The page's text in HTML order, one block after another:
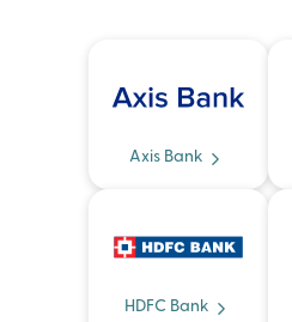
Axis Bank
HDFC Bank